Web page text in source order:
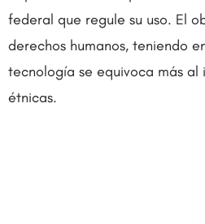
federal que regule su uso. El
derechos humanos, teniendo
tecnología se equivoca más
étnicas.